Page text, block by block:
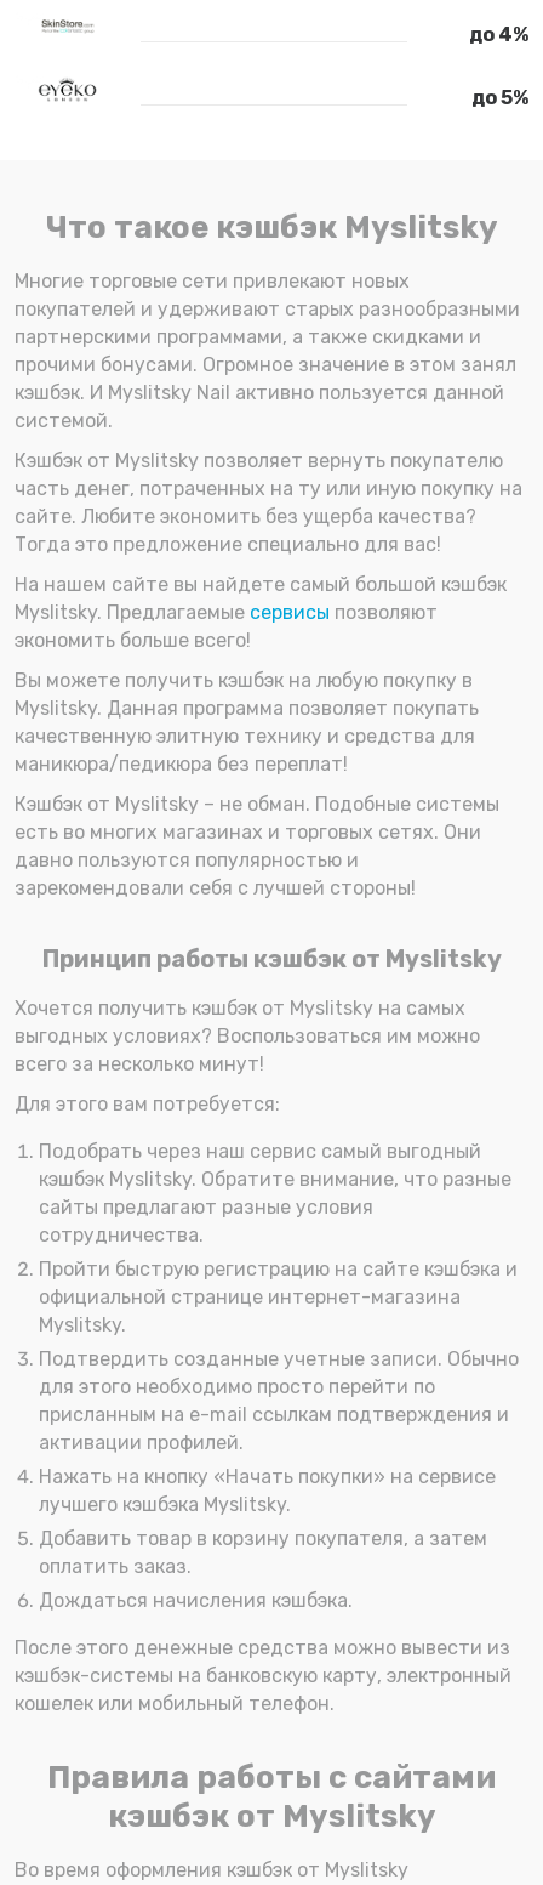
до 4%
до 5%
Что такое кэшбэк Myslitsky
Многие торговые сети привлекают новых
покупателей и удерживают старых разнообразными
партнерскими программами, а также скидками и
прочими бонусами. Огромное значение в этом занял
кэшбэк. И Myslitsky Nail активно пользуется данной
системой.
Кэшбэк от Myslitsky позволяет вернуть покупателю
часть денег, потраченных на ту или иную покупку на
сайте. Любите экономить без ущерба качества?
Тогда это предложение специально для вас!
На нашем сайте вы найдете самый большой кэшбэк
Myslitsky. Предлагаемые сервисы позволяют
экономить больше всего!
Вы можете получить кэшбэк на любую покупку в
Myslitsky. Данная программа позволяет покупать
качественную элитную технику и средства для
маникюра/педикюра без переплат!
Кэшбэк от Myslitsky – не обман. Подобные системы
есть во многих магазинах и торговых сетях. Они
давно пользуются популярностью и
зарекомендовали себя с лучшей стороны!
Принцип работы кэшбэк от Myslitsky
Хочется получить кэшбэк от Myslitsky на самых
выгодных условиях? Воспользоваться им можно
всего за несколько минут!
Для этого вам потребуется:
Подобрать через наш сервис самый выгодный
кэшбэк Myslitsky. Обратите внимание, что разные
сайты предлагают разные условия
сотрудничества.
Пройти быструю регистрацию на сайте кэшбэка и
официальной странице интернет-магазина
Myslitsky.
Подтвердить созданные учетные записи. Обычно
для этого необходимо просто перейти по
присланным на e-mail ссылкам подтверждения и
активации профилей.
Нажать на кнопку «Начать покупки» на сервисе
лучшего кэшбэка Myslitsky.
Добавить товар в корзину покупателя, а затем
оплатить заказ.
Дождаться начисления кэшбэка.
После этого денежные средства можно вывести из
кэшбэк-системы на банковскую карту, электронный
кошелек или мобильный телефон.
Правила работы с сайтами
кэшбэк от Myslitsky
Во время оформления кэшбэк от Myslitsky